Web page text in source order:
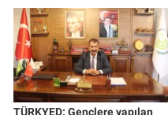
TÜRKYED: Gençlere yapılan